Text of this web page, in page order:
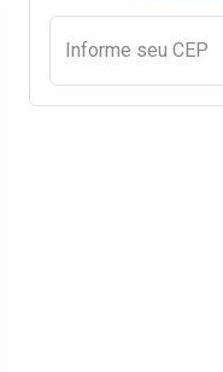
Informe seu CEP